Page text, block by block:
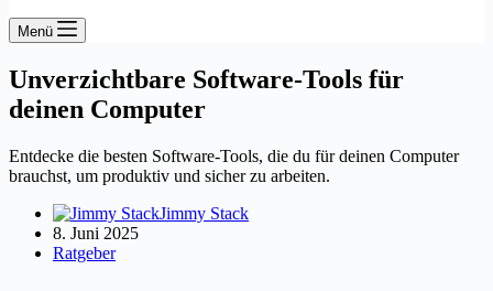
Menü
Unverzichtbare Software-Tools für
deinen Computer
Entdecke die besten Software-Tools, die du für deinen Computer
brauchst, um produktiv und sicher zu arbeiten.
Jimmy Stack
8. Juni 2025
Ratgeber